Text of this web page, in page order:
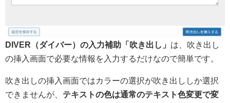
DIVER（ダイバー）の入力補助「吹き出し」 は、吹き出し
の挿入画面で必要な情報を入力するだけなので簡単です。
吹き出しの挿入画面ではカラーの選択が吹き出ししか選択
できませんが、 テキストの色は通常のテキスト色変更で変